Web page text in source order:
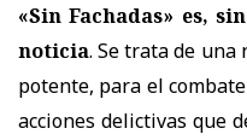
«Sin Fachadas» es,
noticia. Se trata de
potente, para el
acciones delictivas que